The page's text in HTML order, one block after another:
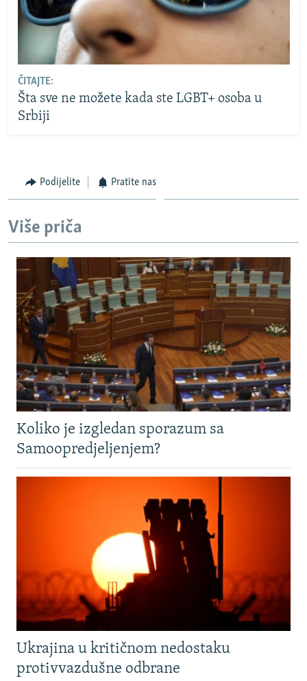
ČITAJTE:
Šta sve ne možete kada ste LGBT+ osoba u
Srbiji
Podijelite Pratite nas
Više priča
Koliko je izgledan sporazum sa
Samoopredjeljenjem?
Ukrajina u kritičnom nedostaku
protivvazdušne odbrane